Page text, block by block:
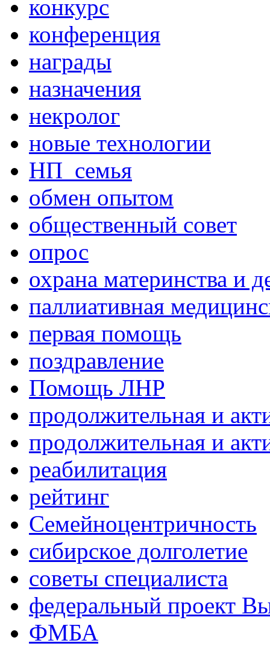
конкурс
конференция
награды
назначения
некролог
новые технологии
НП_семья
обмен опытом
общественный совет
опрос
охрана материнства и
паллиативная
первая помощь
поздравление
Помощь ЛНР
продолжительная и
продолжительная и
реабилитация
рейтинг
Семейноцентричность
сибирское долголетие
советы специалиста
федеральный проект
ФМБА